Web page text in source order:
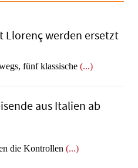
Llorenç werden ersetzt
fünf klassische (...)
aus Italien ab
die Kontrollen (...)